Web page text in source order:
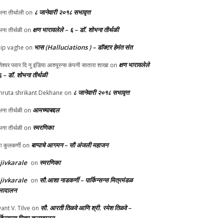
तीर्थाली on ८ जानेवारी २०१८ सभावृत्त
तीर्थळी on क्षण भारावलेले – ६ – डॉ. शोभना तीर्थळी
vaghe on भास (Halluciations ) – डॉक्टर हेमंत संत
पवार दि नु इंडिया आश्यूरन्स कंपनी सातारा शाखा on क्षण भारावलेले
– डॉ. शोभना तीर्थळी
shrikant Dekhane on ८ जानेवारी २०१८ सभावृत्त
तीर्थळी on आमच्याबद्दल
तीर्थळी on स्मरणिका
कुलकर्णी on बाप्पाचे आगमन – सौ अंजली महाजन
on स्मरणिका
on सौ.आशा नाडकर्णी – पार्किन्सन्स मित्रमंडळ
V. Tilve on सौ. आरती तिळवे आणि श्री. रमेश तिळवे –